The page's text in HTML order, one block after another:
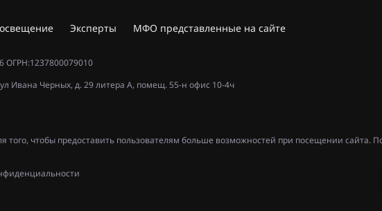
Эксперты МФО представленные на сайте
ул Ивана Черных, д. 29 литера А, помещ. 55-н офис 10-4ч
того, чтобы предоставить пользователям больше возможностей при посещении сайта.